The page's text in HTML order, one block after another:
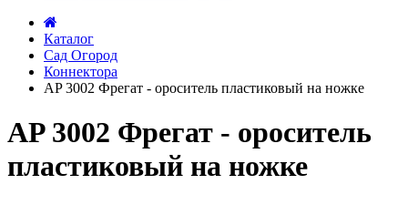
Каталог
Сад Огород
Коннектора
AP 3002 Фрегат - ороситель пластиковый на ножке
AP 3002 Фрегат - ороситель
пластиковый на ножке